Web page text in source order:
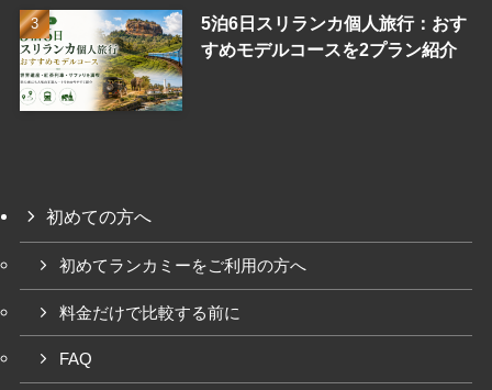
5泊6日スリランカ個人旅行：おす
すめモデルコースを2プラン紹介
初めての方へ
初めてランカミーをご利用の方へ
料金だけで比較する前に
FAQ